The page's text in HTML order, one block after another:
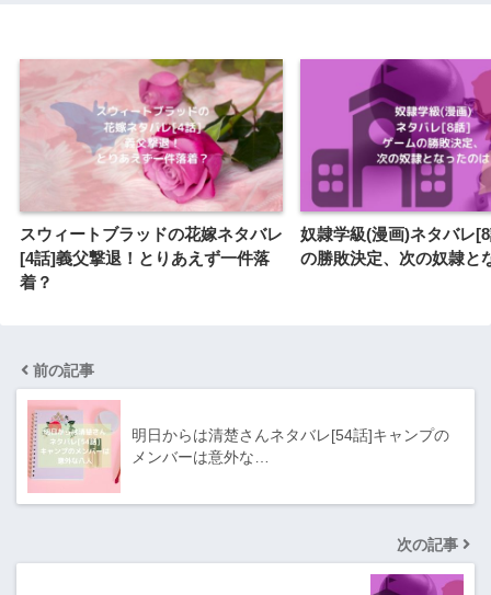
スウィートブラッドの花嫁ネタバレ
[4話]義父撃退！とりあえず一件落
着？
奴隷学級(漫画)ネタバレ
の勝敗決定、次の奴隷と
前の記事
明日からは清楚さんネタバレ[54話]キャンプの
メンバーは意外な…
次の記事